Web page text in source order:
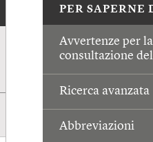
PER SAPERNE
Avvertenze per la
consultazione
Ricerca avanzata
Abbreviazioni